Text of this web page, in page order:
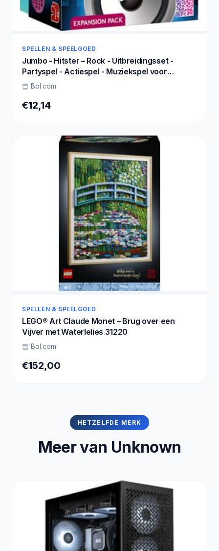
SPELLEN & SPEELGOED
Jumbo - Hitster – Rock - Uitbreidingsset -
Partyspel - Actiespel - Muziekspel voor
volwassenen - 16+ jaar
Bol.com
€12,14
SPELLEN & SPEELGOED
LEGO® Art Claude Monet – Brug over een
Vijver met Waterlelies 31220
Bol.com
€152,00
HETZELFDE MERK
Meer van Unknown